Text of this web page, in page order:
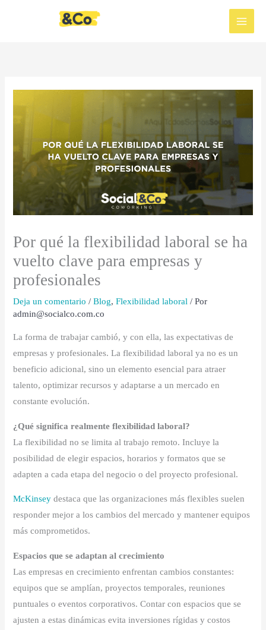
Por qué la flexibilidad laboral se ha
vuelto clave para empresas y
profesionales
Deja un comentario /Blog,Flexibilidad laboral / Por
admin@socialco.com.co
La forma de trabajar cambió, y con ella, las expectativas de
empresas y profesionales. La flexibilidad laboral ya no es un
beneficio adicional, sino un elemento esencial para atraer
talento, optimizar recursos y adaptarse a un mercado en
constante evolución.
¿Qué significa realmente flexibilidad laboral?
La flexibilidad no se limita al trabajo remoto. Incluye la
posibilidad de elegir espacios, horarios y formatos que se
adapten a cada etapa del negocio o del proyecto profesional.
McKinsey destaca que las organizaciones más flexibles suelen
responder mejor a los cambios del mercado y mantener equipos
más comprometidos.
Espacios que se adaptan al crecimiento
Las empresas en crecimiento enfrentan cambios constantes:
equipos que se amplían, proyectos temporales, reuniones
puntuales o eventos corporativos. Contar con espacios que se
ajusten a estas dinámicas evita inversiones rígidas y costos